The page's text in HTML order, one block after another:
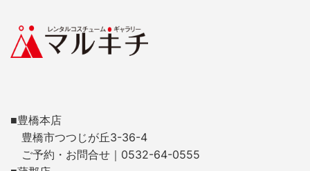
■豊橋本店
豊橋市つつじが丘3-36-4
ご予約・お問合せ｜0532-64-0555